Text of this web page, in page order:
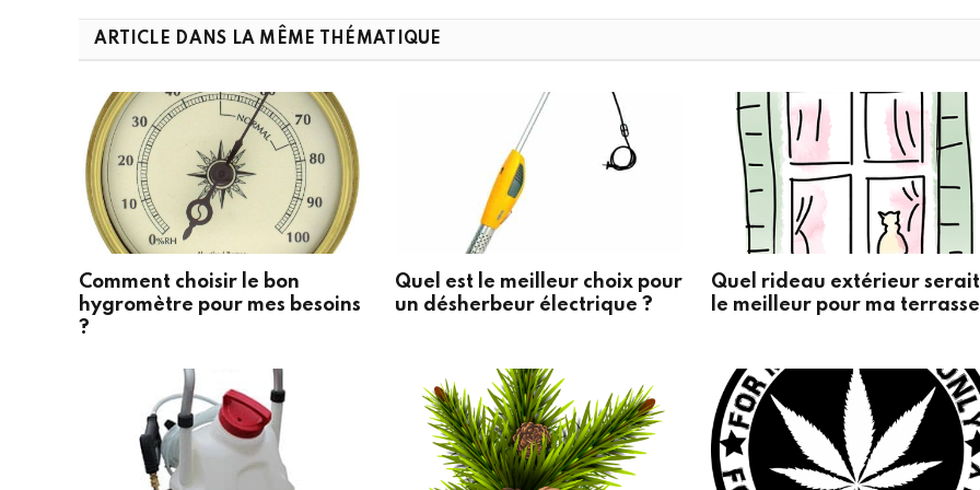
ARTICLE DANS LA MÊME THÉMATIQUE
Comment choisir le bon
hygromètre pour mes besoins
?
Quel est le meilleur choix pour
un désherbeur électrique ?
Quel rideau extérieur serait
le meilleur pour ma